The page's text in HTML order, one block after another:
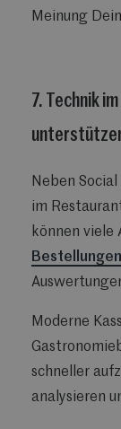
Meinung
7. Technik
Neben
im
können viele
Bestellungen
Moderne
schneller
analysieren